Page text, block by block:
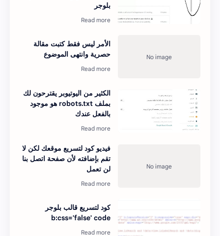
بلوجر
الأمر ليس فقط كتبت مقالة
حصرية وانتهى الموضوع
الكثير من اليوتيوبر يقترحون لك
بملف robots.txt هو موجود
بالفعل عندك
فيديو كود لتسريع موقعك لكن لا
تقم بإضافته لأن صفحة اتصل بنا
لن تعمل
كود لتسريع قالب بلوجر
b:css='false' code